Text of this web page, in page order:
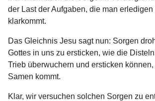
der Last der Aufgaben, die man
klarkommt.
Das Gleichnis Jesu sagt nun: Sorgen
Gottes in uns zu ersticken, wie die
Trieb überwuchern und ersticken
Samen kommt.
Klar, wir versuchen solchen Sorgen zu